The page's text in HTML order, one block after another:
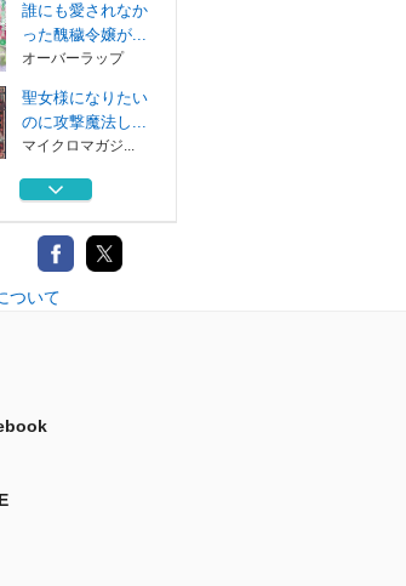
誰にも愛されなか
った醜穢令嬢が...
オーバーラップ
聖女様になりたい
のに攻撃魔法し...
マイクロマガジ...
竜神様に見初めら
マッグガーデン
商人令嬢アニエス
辺境に追放さ...
ついて